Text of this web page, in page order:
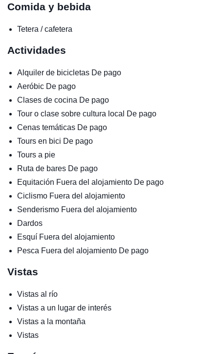
Comida y bebida
Tetera / cafetera
Actividades
Alquiler de bicicletas De pago
Aeróbic De pago
Clases de cocina De pago
Tour o clase sobre cultura local
De pago
Cenas temáticas De pago
Tours en bici De pago
Tours a pie
Ruta de bares De pago
Equitación Fuera del alojamiento De pago
Ciclismo Fuera del alojamiento
Senderismo Fuera del alojamiento
Dardos
Esquí Fuera del alojamiento
Pesca Fuera del alojamiento De pago
Vistas
Vistas al río
Vistas a un lugar de interés
Vistas a la montaña
Vistas